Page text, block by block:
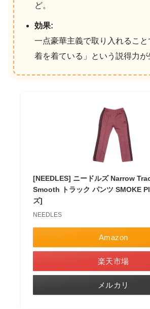
ど。
効果:
一点豪華主義で取り入れるこ
着を着ている」という説得力が
[NEEDLES] ニードルズ Narrow
Smooth トラック パンツ SMOKE
ズ]
NEEDLES
Amazon
楽天市場
メルカリ